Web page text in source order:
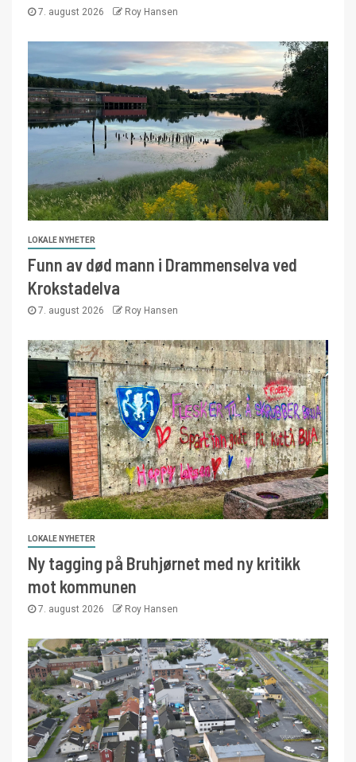
7. august 2026 Roy Hansen
LOKALE NYHETER
Funn av død mann i Drammenselva ved
Krokstadelva
7. august 2026 Roy Hansen
LOKALE NYHETER
Ny tagging på Bruhjørnet med ny kritikk
mot kommunen
7. august 2026 Roy Hansen